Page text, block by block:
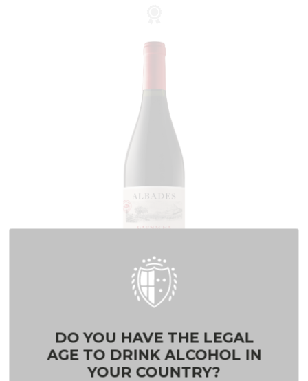
GARNACHA DE MONTAÑA
DO YOU HAVE THE LEGAL
AGE TO DRINK ALCOHOL IN
YOUR COUNTRY?